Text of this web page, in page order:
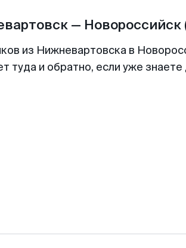
— Новороссийск
из Нижневартовска в
туда и обратно, если уже